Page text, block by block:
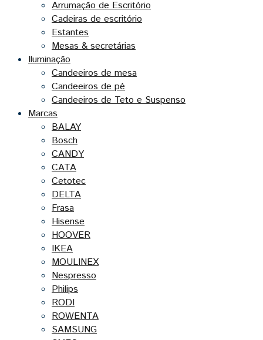
Arrumação de Escritório
Cadeiras de escritório
Estantes
Mesas & secretárias
Iluminação
Candeeiros de mesa
Candeeiros de pé
Candeeiros de Teto e Suspenso
Marcas
BALAY
Bosch
CANDY
CATA
Cetotec
DELTA
Frasa
Hisense
HOOVER
IKEA
MOULINEX
Nespresso
Philips
RODI
ROWENTA
SAMSUNG